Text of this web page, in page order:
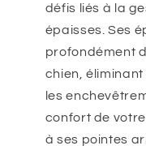
défis liés à la
épaisses. Ses
profondément
chien,
les
confort de
à ses pointes